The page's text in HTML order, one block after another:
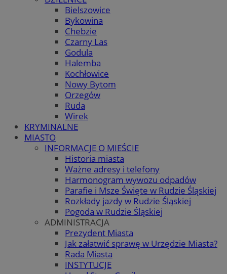
Bielszowice
Bykowina
Chebzie
Czarny Las
Godula
Halemba
Kochłowice
Nowy Bytom
Orzegów
Ruda
Wirek
KRYMINALNE
MIASTO
INFORMACJE O MIEŚCIE
Historia miasta
Ważne adresy i telefony
Harmonogram wywozu odpadów
Parafie i Msze Święte w Rudzie Śląskiej
Rozkłady jazdy w Rudzie Śląskiej
Pogoda w Rudzie Śląskiej
ADMINISTRACJA
Prezydent Miasta
Jak załatwić sprawę w Urzędzie Miasta?
Rada Miasta
INSTYTUCJE